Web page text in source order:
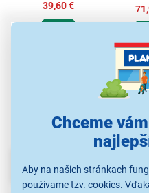
Chceme
Aby na našich stránkach
používame tzv. cookies.
39,60 €